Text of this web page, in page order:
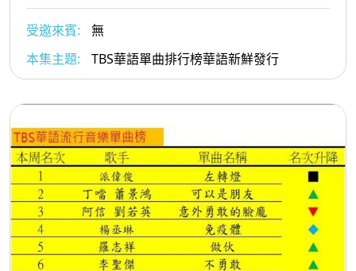
受邀來賓:
無
本集主題:
TBS華語單曲排行榜華語新鮮發行